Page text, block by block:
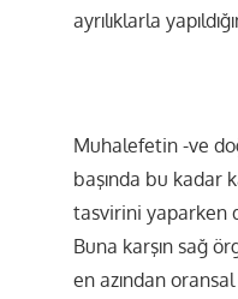
ayrılıklarla
Muhalefetin -ve
başında bu kadar
tasvirini yaparken
Buna karşın sağ
en azından